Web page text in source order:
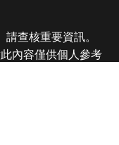
查核重要資訊。
內容僅供個人參考